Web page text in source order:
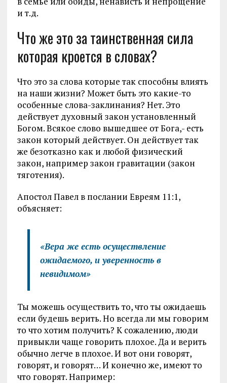
и т.д.
Что же это за таинственная сила
которая кроется в словах?
Что это за слова которые так способны влиять
на наши жизни? Может быть это какие-то
особенные слова-заклинания? Нет. Это
действует духовный закон установленный
Богом. Всякое слово вышедшее от Бога,- есть
закон который действует. Он действует так
же безотказно как и любой физический
закон, например закон гравитации (закон
тяготения).
Апостол Павел в послании Евреям 11:1,
объясняет:
«Вера же есть осуществление
ожидаемого, и уверенность в
невидимом»
Ты можешь осуществить то, что ты ожидаешь
если будешь верить. Но всегда ли мы говорим
то что хотим получить? К сожалению, люди
привыкли чаще говорить плохое. Да и верить
обычно легче в плохое. И вот они говорят,
говорят, и говорят… И конечно же, имеют то
что говорят. Например: